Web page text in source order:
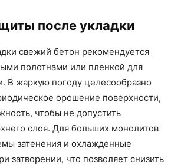
после укладки
свежий бетон рекомендуется
полотнами или пленкой для
В жаркую погоду целесообразно
орошение поверхности,
чтобы не допустить
слоя. Для больших монолитов
затенения и охлажденные
затворении, что позволяет снизить